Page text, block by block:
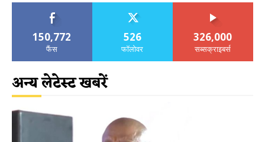
150,772
फैंस
526
फॉलोवर
326,000
सब्सक्राइबर्स
अन्य लेटेस्ट खबरें